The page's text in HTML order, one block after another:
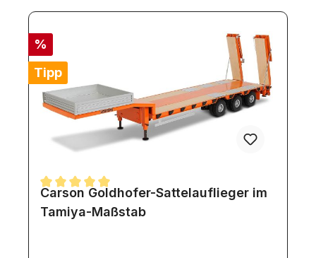
%
Tipp
Durchschnittliche Bewertung von 5 von 5 Sternen
Carson Goldhofer-Sattelauflieger im
Tamiya-Maßstab